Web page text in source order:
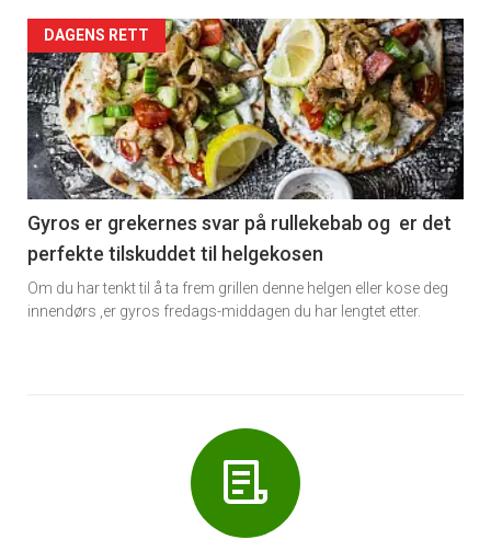
Forsiden
akkurat
nå
-
6
DAGENS RETT
Gyros er grekernes svar på rullekebab og er det
perfekte tilskuddet til helgekosen
Om du har tenkt til å ta frem grillen denne helgen eller kose deg
innendørs ,er gyros fredags-middagen du har lengtet etter.